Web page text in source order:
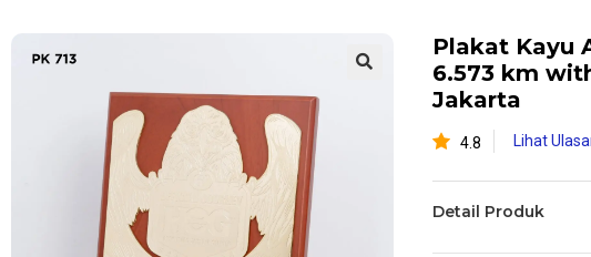
Plakat Kayu
6.573 km
Jakarta
4.8 Lihat
Detail Produk